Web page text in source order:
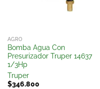
AGRO
Bomba Agua Con
Presurizador Truper 14637
1/3Hp
Truper
$346.800